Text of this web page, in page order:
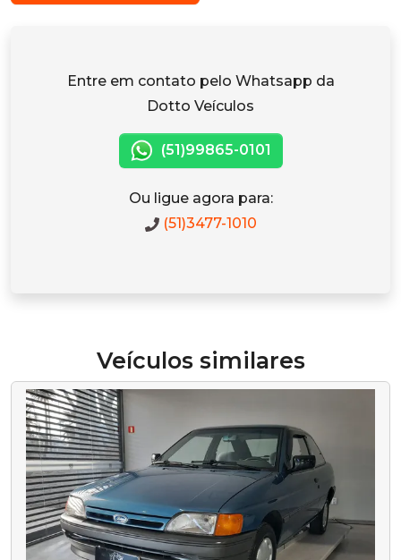
Entre em contato pelo Whatsapp da
Dotto Veículos
(51)99865-0101
Ou ligue agora para:
(51)3477-1010
Veículos similares